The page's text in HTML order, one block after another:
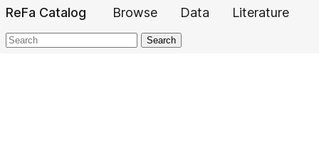
ReFa Catalog Browse Data Literature
Search